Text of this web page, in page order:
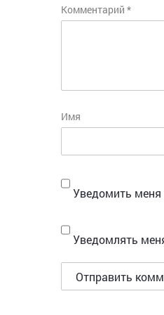
Комментарий *
Имя
Уведомить
Уведомлять